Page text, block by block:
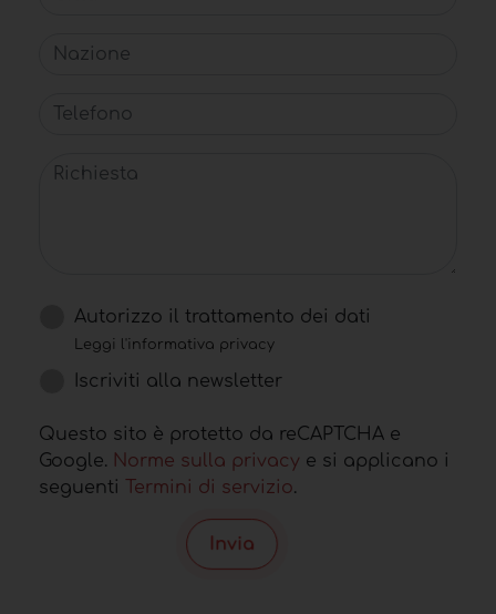
Nazione
Telefono
Richiesta
Autorizzo il trattamento dei dati
Leggi l'informativa privacy
Iscriviti alla newsletter
Questo sito è protetto da reCAPTCHA e
Google. Norme sulla privacy e si applicano i
seguenti
Termini di servizio.
Invia